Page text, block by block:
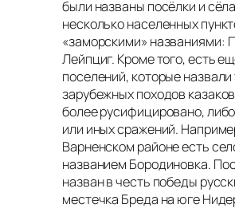
были названы посёлки и
несколько населенных
«заморскими» названиями:
Лейпциг. Кроме того, есть
поселений, которые
зарубежных походов
более русифицировано,
или иных сражений.
Варненском районе есть
названием Бородиновка.
назван в честь победы
местечка Бреда на юге